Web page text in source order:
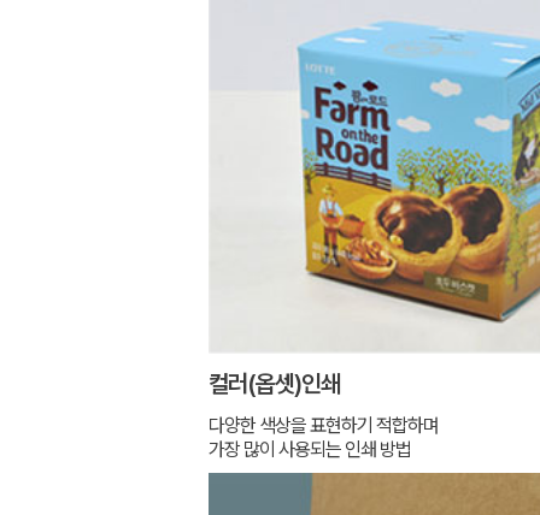
컬러(옵셋)인쇄
다양한 색상을 표현하기 적합하며
가장 많이 사용되는 인쇄 방법